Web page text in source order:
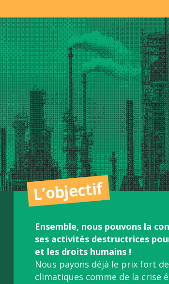
L’objectif
Ensemble, nous pouvons la
ses activités destructrices
et les droits humains !
Nous payons déjà le prix fort
climatiques comme de la crise